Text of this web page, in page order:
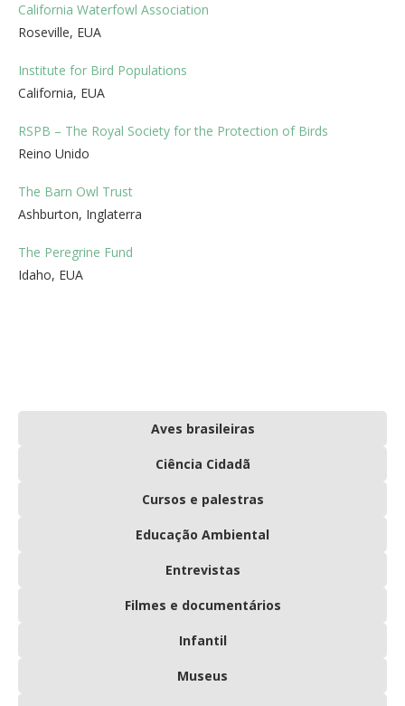
California Waterfowl Association
Roseville, EUA
Institute for Bird Populations
California, EUA
RSPB – The Royal Society for the Protection of Birds
Reino Unido
The Barn Owl Trust
Ashburton, Inglaterra
The Peregrine Fund
Idaho, EUA
Aves brasileiras
Ciência Cidadã
Cursos e palestras
Educação Ambiental
Entrevistas
Filmes e documentários
Infantil
Museus